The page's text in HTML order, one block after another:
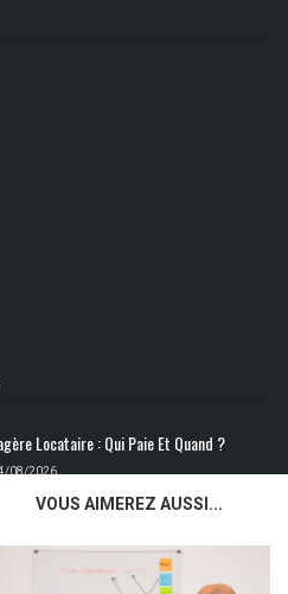
VOUS AIMEREZ AUSSI...
Locataire : Qui Paie Et Quand ?
08/2026
Ce Que L’analyse SWOT ?